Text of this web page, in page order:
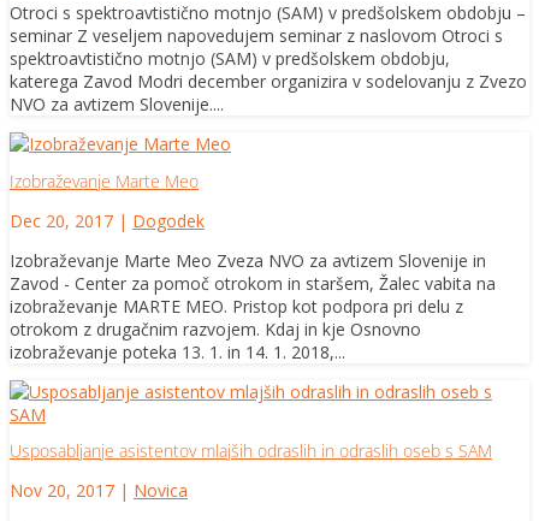
Otroci s spektroavtistično motnjo (SAM) v predšolskem obdobju –
seminar Z veseljem napovedujem seminar z naslovom Otroci s
spektroavtistično motnjo (SAM) v predšolskem obdobju,
katerega Zavod Modri december organizira v sodelovanju z Zvezo
NVO za avtizem Slovenije....
Izobraževanje Marte Meo
Dec 20, 2017 | Dogodek
Izobraževanje Marte Meo Zveza NVO za avtizem Slovenije in
Zavod - Center za pomoč otrokom in staršem, Žalec vabita na
izobraževanje MARTE MEO. Pristop kot podpora pri delu z
otrokom z drugačnim razvojem. Kdaj in kje Osnovno
izobraževanje poteka 13. 1. in 14. 1. 2018,...
Usposabljanje asistentov mlajših odraslih in odraslih oseb s SAM
Nov 20, 2017 | Novica